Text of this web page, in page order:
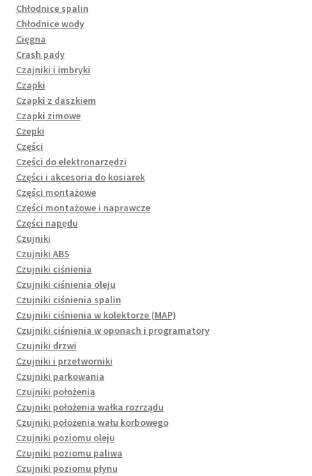
Chłodnice spalin
Chłodnice wody
Cięgna
Crash pady
Czajniki i imbryki
Czapki
Czapki z daszkiem
Czapki zimowe
Czepki
Części
Części do elektronarzędzi
Części i akcesoria do kosiarek
Części montażowe
Części montażowe i naprawcze
Części napędu
Czujniki
Czujniki ABS
Czujniki ciśnienia
Czujniki ciśnienia oleju
Czujniki ciśnienia spalin
Czujniki ciśnienia w kolektorze (MAP)
Czujniki ciśnienia w oponach i programatory
Czujniki drzwi
Czujniki i przetworniki
Czujniki parkowania
Czujniki położenia
Czujniki położenia wałka rozrządu
Czujniki położenia wału korbowego
Czujniki poziomu oleju
Czujniki poziomu paliwa
Czujniki poziomu płynu